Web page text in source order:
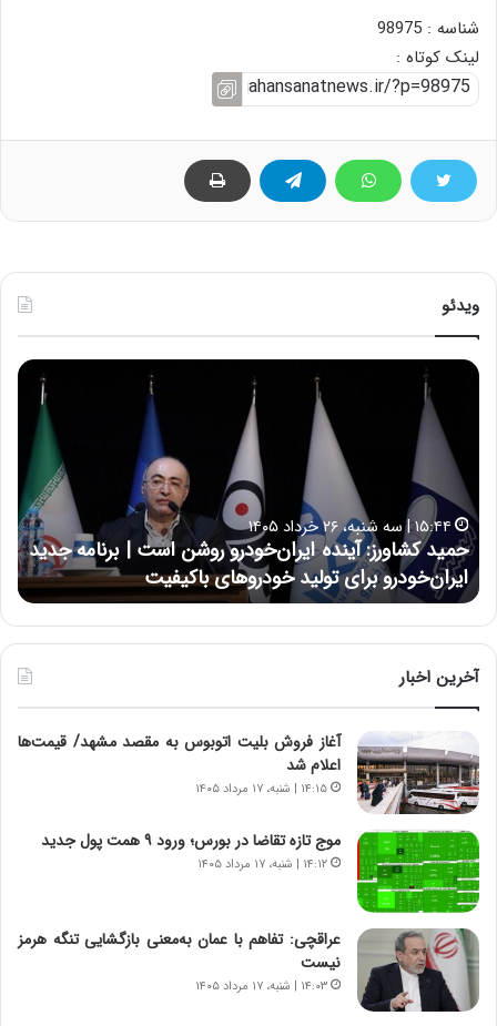
شناسه : 98975
لینک کوتاه :
ویدئو
ح
ش
ا
و
ر
ز
:
آ
ی
ن
ا
ی
ر
ا
ن‌
خ
و
د
ر
و
۱۵:۴۴ | سه شنبه، ۲۶ خرداد ۱۴۰۵
حمید کشاورز: آینده ایران‌خودرو روشن است | برنامه جدید
ایران‌خودرو برای تولید خودروهای باکیفیت
ر
ط
،
آخرین اخبار
آغاز فروش بلیت اتوبوس به مقصد مشهد/ قیمت‌ها
اعلام شد
۱۴:۱۵ | شنبه، ۱۷ مرداد ۱۴۰۵
موج تازه تقاضا در بورس؛ ورود ۹ همت پول جدید
۱۴:۱۲ | شنبه، ۱۷ مرداد ۱۴۰۵
عراقچی: تفاهم با عمان به‌معنی بازگشایی تنگه هرمز
نیست
۱۴:۰۳ | شنبه، ۱۷ مرداد ۱۴۰۵